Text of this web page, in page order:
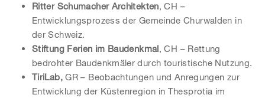
Ritter Schumacher Architekten, CH –
Entwicklungsprozess der Gemeinde Churwalden in
der Schweiz.
Stiftung Ferien im Baudenkmal, CH – Rettung
bedrohter Baudenkmäler durch touristische Nutzung.
TiriLab,GR – Beobachtungen und Anregungen zur
Entwicklung der Küstenregion in Thesprotia im